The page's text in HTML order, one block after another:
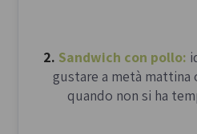
2. Sandwich con pollo:
gustare a metà mattina
quando non si ha